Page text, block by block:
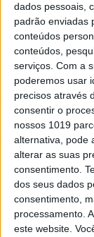
dados pessoais,
padrão enviadas
conteúdos
conteúdos,
serviços. Com a
poderemos usar
precisos através
consentir o
nossos 1019
alternativa, pode
alterar as suas
consentimento.
dos seus dados
consentimento,
processamento.
este website.
VISÃO SETE
65 bons
Os dias são
que aí vem
garrafeira.
crítico
Gonçalves
grandes
generosos e